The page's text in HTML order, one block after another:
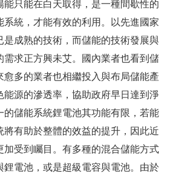
能只能在白天取得，是一種間歇性的
系統，才能有效的利用。以先進國家
是成熟的技術，而儲能的技術發展與
需求正方興未艾。國內業者也看到儲
愈多的業者也相繼投入與布局儲能產
能源的滲透率，協助政府早日達到淨
的儲能系統鋰電池其功能有限，若能
將有助於整體的效益的提升，因此近
加受到矚目。有多種的混合儲能方式
鋰電池，或是超級電容與電池。由於